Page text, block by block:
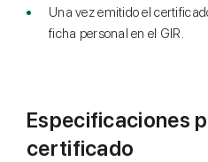
Una vez emitido el
ficha personal en el GIR.
Especificaciones
certificado